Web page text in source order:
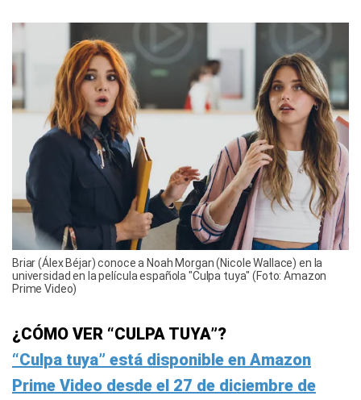
Briar (Álex Béjar) conoce a Noah Morgan (Nicole Wallace) en la
universidad en la película española "Culpa tuya" (Foto: Amazon
Prime Video)
¿CÓMO VER “CULPA TUYA”?
“Culpa tuya” está disponible en Amazon
Prime Video desde el 27 de diciembre de